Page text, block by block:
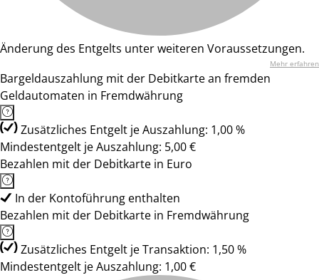
Änderung des Entgelts unter weiteren Voraussetzungen.
Mehr erfahren
Bargeldauszahlung mit der Debitkarte an fremden
Geldautomaten in Fremdwährung
Zusätzliches Entgelt je Auszahlung: 1,00 %
Mindestentgelt je Auszahlung: 5,00 €
Bezahlen mit der Debitkarte in Euro
In der Kontoführung enthalten
Bezahlen mit der Debitkarte in Fremdwährung
Zusätzliches Entgelt je Transaktion: 1,50 %
Mindestentgelt je Auszahlung: 1,00 €